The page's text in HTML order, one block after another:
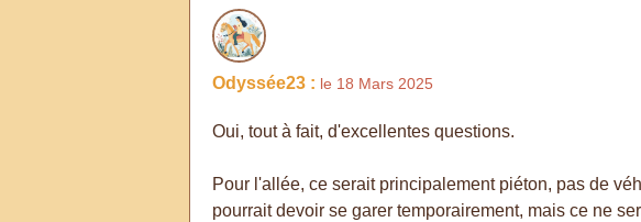
Odyssée23 : le 18 Mars 2025
Oui, tout à fait, d'excellentes questions.
Pour l'allée, ce serait principalement piéton, pas de
pourrait devoir se garer temporairement, mais ce ne